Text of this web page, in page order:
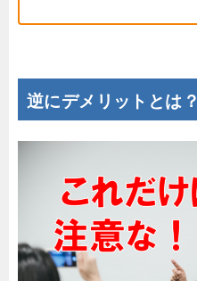
逆にデメリットとは？